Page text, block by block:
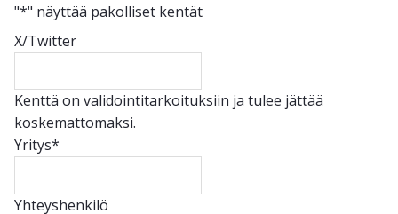
"*" näyttää pakolliset kentät
X/Twitter
Kenttä on validointitarkoituksiin ja tulee jättää
koskemattomaksi.
Yritys*
Yhteyshenkilö